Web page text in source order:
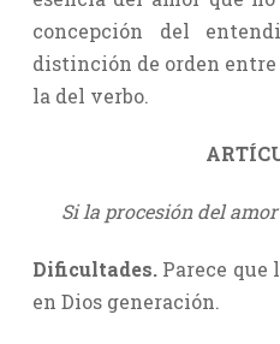
concepción del
distinción de orden
la del verbo.
Si la procesión del
Dificultades.Parece que
en Dios generación.